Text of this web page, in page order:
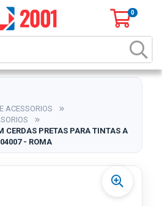
0
ACESSORIOS
CERDAS PRETAS PARA TINTAS A
- ROMA